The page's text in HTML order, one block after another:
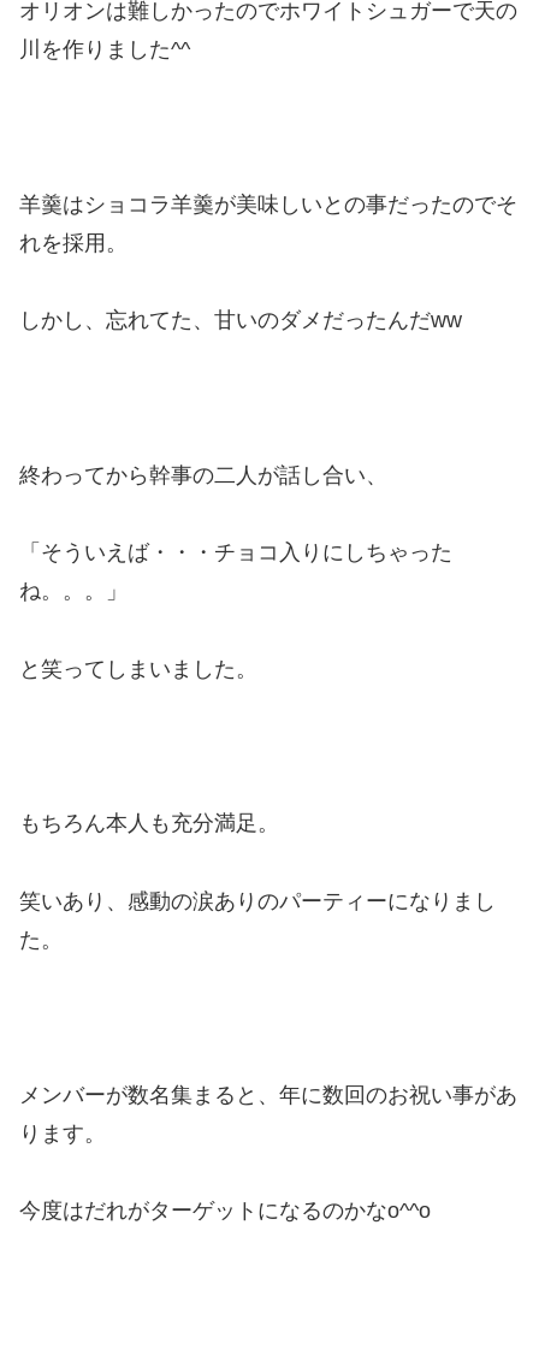
オリオンは難しかったのでホワイトシュガーで天の
川を作りました^^
羊羹はショコラ羊羹が美味しいとの事だったのでそ
れを採用。
しかし、忘れてた、甘いのダメだったんだww
終わってから幹事の二人が話し合い、
「そういえば・・・チョコ入りにしちゃった
ね。。。」
と笑ってしまいました。
もちろん本人も充分満足。
笑いあり、感動の涙ありのパーティーになりまし
た。
メンバーが数名集まると、年に数回のお祝い事があ
ります。
今度はだれがターゲットになるのかなo^^o